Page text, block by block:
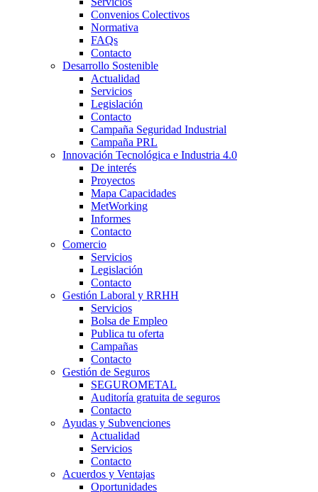
Convenios Colectivos
Normativa
FAQs
Contacto
Desarrollo Sostenible
Actualidad
Servicios
Legislación
Contacto
Campaña Seguridad Industrial
Campaña PRL
Innovación Tecnológica e Industria 4.0
De interés
Proyectos
Mapa Capacidades
MetWorking
Informes
Contacto
Comercio
Servicios
Legislación
Contacto
Gestión Laboral y RRHH
Servicios
Bolsa de Empleo
Publica tu oferta
Campañas
Contacto
Gestión de Seguros
SEGUROMETAL
Auditoría gratuita de seguros
Contacto
Ayudas y Subvenciones
Actualidad
Servicios
Contacto
Acuerdos y Ventajas
Oportunidades